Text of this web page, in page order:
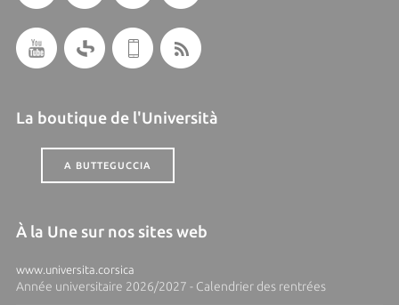
La boutique de l'Università
A BUTTEGUCCIA
À la Une sur nos sites web
www.universita.corsica
Année universitaire 2026/2027 - Calendrier des rentrées